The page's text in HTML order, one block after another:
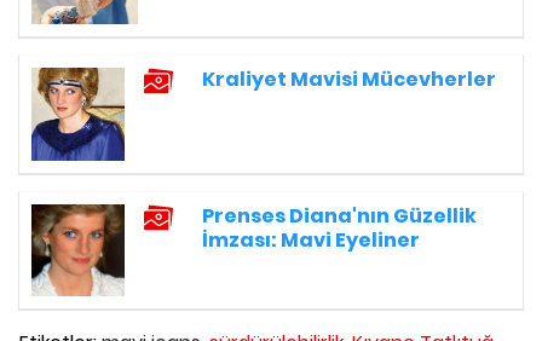
Kraliyet Mavisi Mücevherler
Prenses Diana'nın Güzellik
İmzası: Mavi Eyeliner